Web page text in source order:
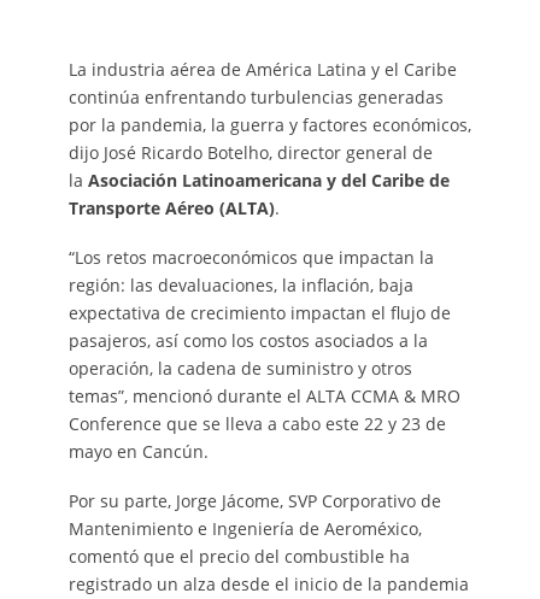
La industria aérea de América Latina y el Caribe
continúa enfrentando turbulencias generadas
por la pandemia, la guerra y factores económicos,
dijo José Ricardo Botelho, director general de
la Asociación Latinoamericana y del Caribe de
Transporte Aéreo (ALTA).
“Los retos macroeconómicos que impactan la
región: las devaluaciones, la inflación, baja
expectativa de crecimiento impactan el flujo de
pasajeros, así como los costos asociados a la
operación, la cadena de suministro y otros
temas”, mencionó durante el ALTA CCMA & MRO
Conference que se lleva a cabo este 22 y 23 de
mayo en Cancún.
Por su parte, Jorge Jácome, SVP Corporativo de
Mantenimiento e Ingeniería de Aeroméxico,
comentó que el precio del combustible ha
registrado un alza desde el inicio de la pandemia